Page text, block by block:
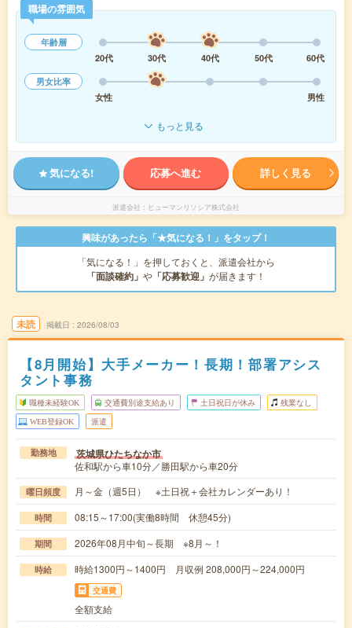
職場の雰囲気
年齢層
20代
30代 40代 50代
60代
男女比率
女性
男性
もっと見る
気になる! 応募へ進む 詳しく見る
派遣会社 ヒューマンリソシア株式会社
興味があったら「★気になる！」をタップ！
「気になる！」を押しておくと、派遣会社から
「面談確約」 や 「応募歓迎」 が届きます！
未読 掲載日 2026/08/03
【8月開始】大手メーカー！長期！部署アシス
タント事務
職種未経験OK 交通費別途支給あり 土日祝日が休み 残業なし
WEB登録OK 派遣
勤務地 茨城県ひたちなか市
佐和駅から車10分／勝田駅から車20分
曜日頻度 月～金（週5日） ※土日祝＋会社カレンダーあり！
時間 08:15～17:00(実働8時間 休憩45分)
期間 2026年08月中旬～長期 ※8月～！
時給 時給1300円～1400円 月収例 208,000円～224,000円
交通費
全額支給